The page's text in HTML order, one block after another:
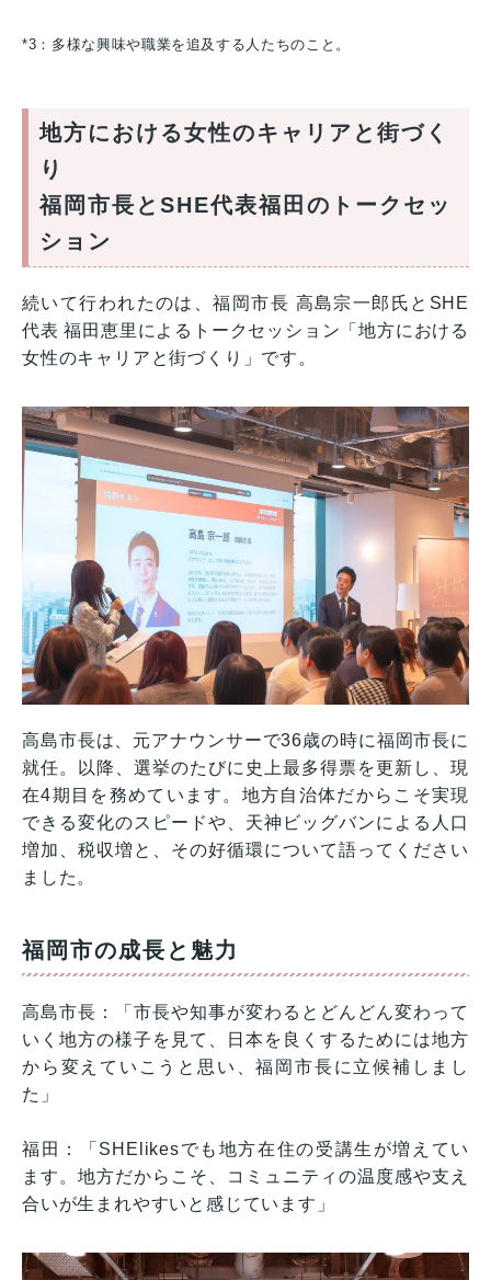
*3：多様な興味や職業を追及する人たちのこと。
地方における女性のキャリアと街づく
り
福岡市長とSHE代表福田のトークセッ
ション
続いて行われたのは、福岡市長 高島宗一郎氏とSHE
代表 福田恵里によるトークセッション「地方における
女性のキャリアと街づくり」です。
高島市長は、元アナウンサーで36歳の時に福岡市長に
就任。以降、選挙のたびに史上最多得票を更新し、現
在4期目を務めています。地方自治体だからこそ実現
できる変化のスピードや、天神ビッグバンによる人口
増加、税収増と、その好循環について語ってください
ました。
福岡市の成長と魅力
高島市長：「市長や知事が変わるとどんどん変わって
いく地方の様子を見て、日本を良くするためには地方
から変えていこうと思い、福岡市長に立候補しまし
た」
福田：「SHElikesでも地方在住の受講生が増えてい
ます。地方だからこそ、コミュニティの温度感や支え
合いが生まれやすいと感じています」